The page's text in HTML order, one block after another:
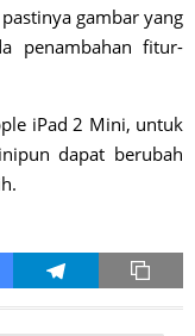
gambar yang
penambahan fitur-
iPad 2 Mini, untuk
dapat berubah